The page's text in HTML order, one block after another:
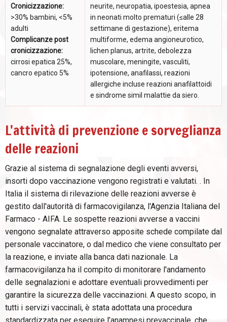
Cronicizzazione:
>30% bambini, <5%
adulti
Complicanze post
cronicizzazione:
cirrosi epatica 25%,
cancro epatico 5%
neurite, neuropatia, ipoestesia, apnea
in neonati molto prematuri (≤alle 28
settimane di gestazione), eritema
multiforme, edema angioneurotico,
lichen planus, artrite, debolezza
muscolare, meningite, vasculiti,
ipotensione, anafilassi, reazioni
allergiche incluse reazioni anafilattoidi
e sindrome simil malattie da siero.
L'attività di prevenzione e sorveglianza
delle reazioni
Grazie al sistema di segnalazione degli eventi avversi,
insorti dopo vaccinazione vengono registrati e valutati. . In
Italia il sistema di rilevazione delle reazioni avverse è
gestito dall'autorità di farmacovigilanza, l'Agenzia Italiana del
Farmaco - AIFA. Le sospette reazioni avverse a vaccini
vengono segnalate attraverso apposite schede compilate dal
personale vaccinatore, o dal medico che viene consultato per
la reazione, e inviate alla banca dati nazionale. La
farmacovigilanza ha il compito di monitorare l'andamento
delle segnalazioni e adottare eventuali provvedimenti per
garantire la sicurezza delle vaccinazioni. A questo scopo, in
tutti i servizi vaccinali, è stata adottata una procedura